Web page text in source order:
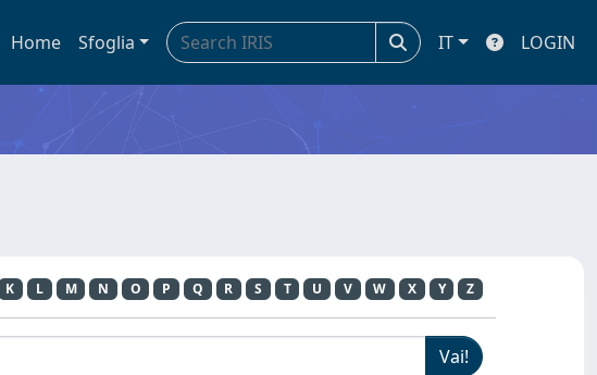
Home Sfoglia IT LOGIN
K L M N O P Q R S T U V W X Y Z